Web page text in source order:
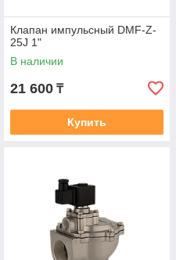
Клапан импульсный DMF-Z-
25J 1"
В наличии
21 600 ₸
Купить